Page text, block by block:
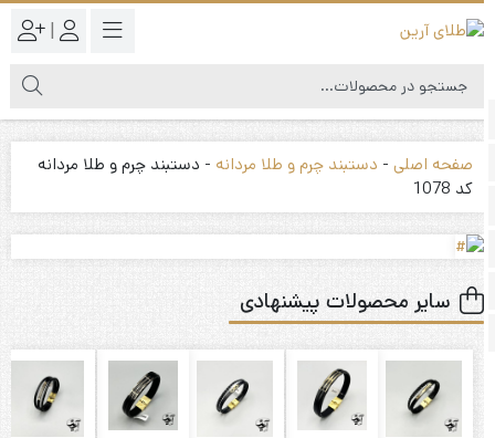
|
صفحه اصلی- دستبند چرم و طلا مردانه- دستبند چرم و طلا مردانه
کد 1078
سایر محصولات پیشنهادی